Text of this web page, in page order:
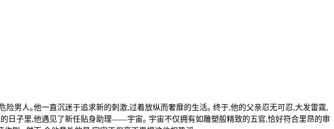
男人｡他一直沉迷于追求新的刺激,过着放纵而奢靡的生活｡ 终于,他的父亲忍无可忍,大发雷霆,
日子里,他遇见了新任贴身助理——宇宙｡ 宇宙不仅拥有如雕塑般精致的五官,恰好符合里昂的审